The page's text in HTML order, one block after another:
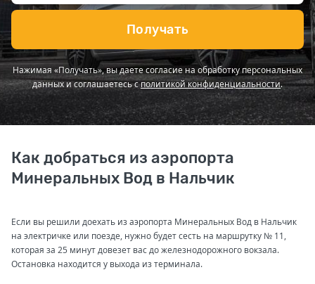
Получать
Нажимая «Получать», вы даете согласие на обработку персональных
данных и соглашаетесь сполитикой конфиденциальности.
Как добраться из аэропорта
Минеральных Вод в Нальчик
Если вы решили доехать из аэропорта Минеральных Вод в Нальчик
на электричке или поезде, нужно будет сесть на маршрутку № 11,
которая за 25 минут довезет вас до железнодорожного вокзала.
Остановка находится у выхода из терминала.